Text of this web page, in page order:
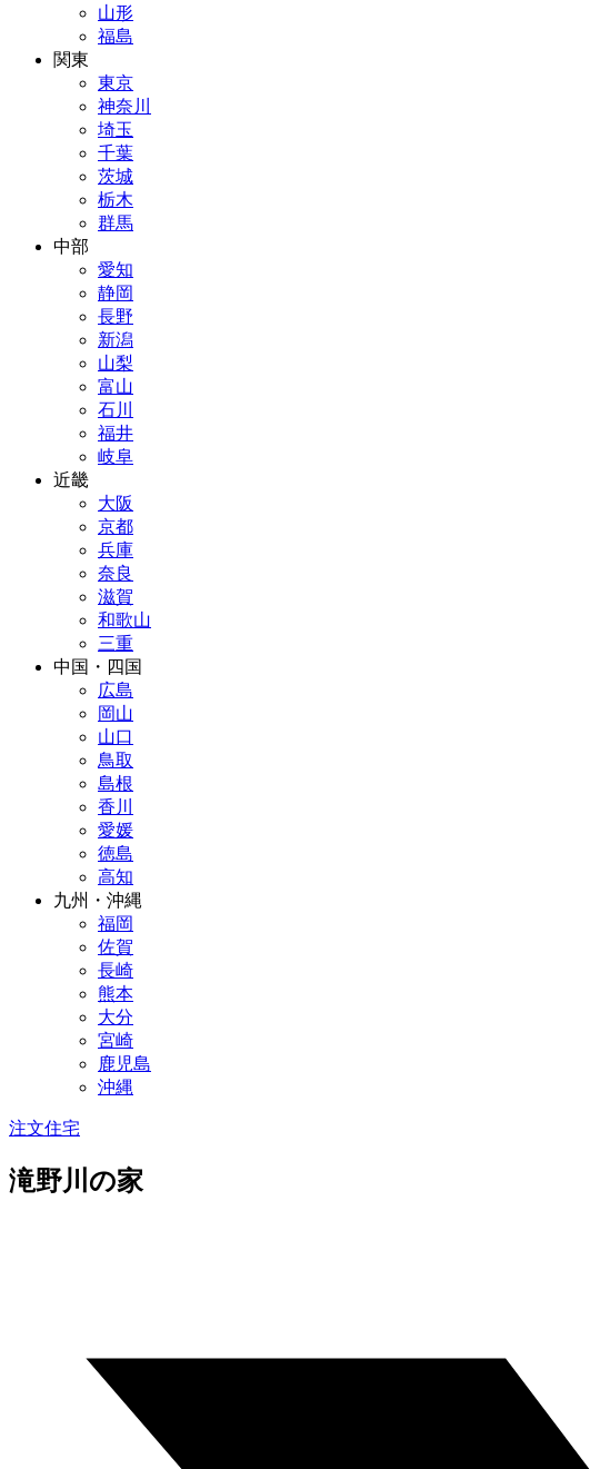
山形
福島
関東
東京
神奈川
埼玉
千葉
茨城
栃木
群馬
中部
愛知
静岡
長野
新潟
山梨
富山
石川
福井
岐阜
近畿
大阪
京都
兵庫
奈良
滋賀
和歌山
三重
中国・四国
広島
岡山
山口
鳥取
島根
香川
愛媛
徳島
高知
九州・沖縄
福岡
佐賀
長崎
熊本
大分
宮崎
鹿児島
沖縄
注文住宅
滝野川の家